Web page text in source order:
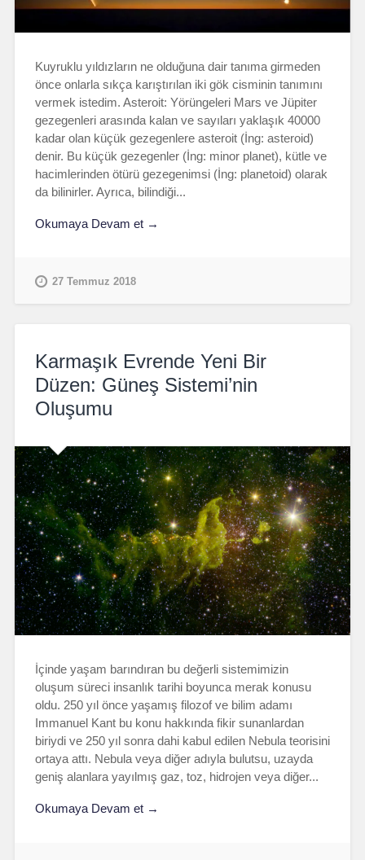
Kuyruklu yıldızların ne olduğuna dair tanıma girmeden
önce onlarla sıkça karıştırılan iki gök cisminin tanımını
vermek istedim. Asteroit: Yörüngeleri Mars ve Jüpiter
gezegenleri arasında kalan ve sayıları yaklaşık 40000
kadar olan küçük gezegenlere asteroit (İng: asteroid)
denir. Bu küçük gezegenler (İng: minor planet), kütle ve
hacimlerinden ötürü gezegenimsi (İng: planetoid) olarak
da bilinirler. Ayrıca, bilindiği...
Okumaya Devam et →
27 Temmuz 2018
Karmaşık Evrende Yeni Bir
Düzen: Güneş Sistemi’nin
Oluşumu
İçinde yaşam barındıran bu değerli sistemimizin
oluşum süreci insanlık tarihi boyunca merak konusu
oldu. 250 yıl önce yaşamış filozof ve bilim adamı
Immanuel Kant bu konu hakkında fikir sunanlardan
biriydi ve 250 yıl sonra dahi kabul edilen Nebula teorisini
ortaya attı. Nebula veya diğer adıyla bulutsu, uzayda
geniş alanlara yayılmış gaz, toz, hidrojen veya diğer...
Okumaya Devam et →